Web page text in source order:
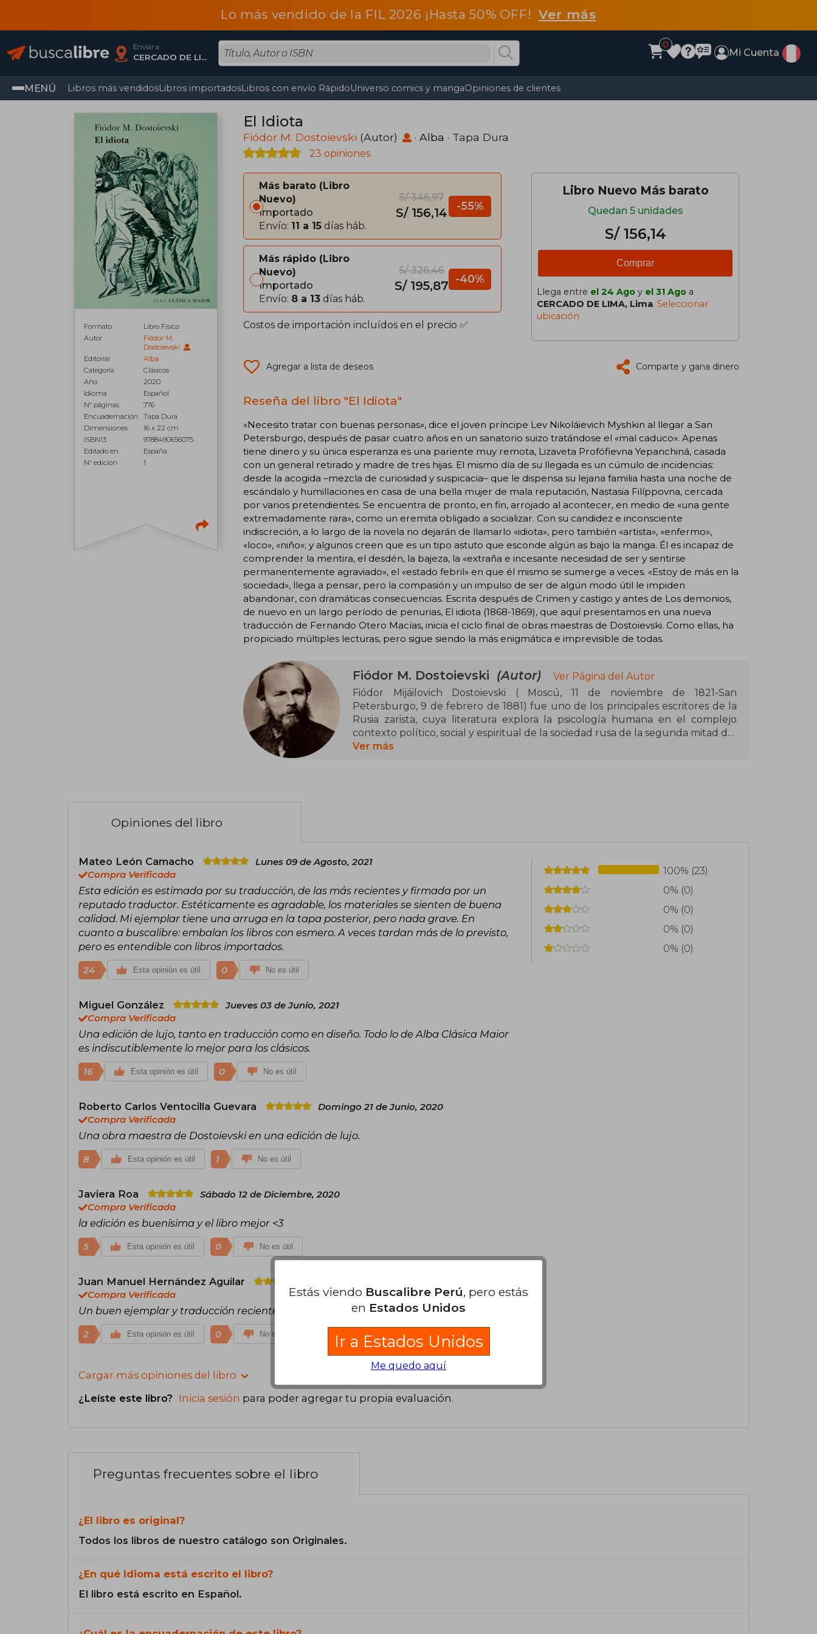
Lo más vendido de la FIL 2026 ¡Hasta 50% OFF! Ver más
Enviar a
CERCADO DE LIMA, Lima
0
Mi Cuenta
MENÚ Libros más vendidosLibros importadosLibros con envío RápidoUniverso comics y mangaOpiniones de clientes
Formato
Libro Físico
Autor
Fiódor M.
Dostoievski
Editorial
Alba
Categoría
Clásicos
Año
2020
Idioma
Español
N° páginas
776
Encuadernación
Tapa Dura
Dimensiones
16 x 22 cm
ISBN13
9788490656075
Editado en
España
N° edición
1
El Idiota
Fiódor M. Dostoievski (Autor) · Alba · Tapa Dura
23 opiniones
Más barato
Libro
Nuevo
Importado
Envío: 11 a 15 días háb.
S/ 346,97
S/ 156,14 -55%
Más rápido
Libro
Nuevo
Importado
Envío: 8 a 13 días háb.
S/ 326,46
S/ 195,87 -40%
Costos de importación incluídos en el precio ✅
Libro Nuevo Más barato
Quedan 5 unidades
S/ 156,14
Comprar
Llega entre el 24 Ago y el 31 Ago a
CERCADO DE LIMA, Lima. Seleccionar
ubicación
Agregar a lista de deseos Comparte y gana dinero
Reseña del libro "El Idiota"
«Necesito tratar con buenas personas», dice el joven príncipe Lev Nikoláievich Myshkin al llegar a San
Petersburgo, después de pasar cuatro años en un sanatorio suizo tratándose el «mal caduco». Apenas
tiene dinero y su única esperanza es una pariente muy remota, Lizaveta Profófievna Yepanchiná, casada
con un general retirado y madre de tres hijas. El mismo día de su llegada es un cúmulo de incidencias:
desde la acogida –mezcla de curiosidad y suspicacia– que le dispensa su lejana familia hasta una noche de
escándalo y humillaciones en casa de una bella mujer de mala reputación, Nastasia Filíppovna, cercada
por varios pretendientes. Se encuentra de pronto, en fin, arrojado al acontecer, en medio de «una gente
extremadamente rara», como un eremita obligado a socializar. Con su candidez e inconsciente
indiscreción, a lo largo de la novela no dejarán de llamarlo «idiota», pero también «artista», «enfermo»,
«loco», «niño»; y algunos creen que es un tipo astuto que esconde algún as bajo la manga. Él es incapaz de
comprender la mentira, el desdén, la bajeza, la «extraña e incesante necesidad de ser y sentirse
permanentemente agraviado», el «estado febril» en que él mismo se sumerge a veces. «Estoy de más en la
sociedad», llega a pensar, pero la compasión y un impulso de ser de algún modo útil le impiden
abandonar, con dramáticas consecuencias. Escrita después de Crimen y castigo y antes de Los demonios,
de nuevo en un largo período de penurias, El idiota (1868-1869), que aquí presentamos en una nueva
traducción de Fernando Otero Macías, inicia el ciclo final de obras maestras de Dostoievski. Como ellas, ha
propiciado múltiples lecturas, pero sigue siendo la más enigmática e imprevisible de todas.
Fiódor M. Dostoievski (Autor)
Ver Página del Autor
Fiódor Mijáilovich Dostoievski ( Moscú, 11 de noviembre de 1821-San
Petersburgo, 9 de febrero de 1881) fue uno de los principales escritores de la
Rusia zarista, cuya literatura explora la psicología humana en el complejo
contexto político, social y espiritual de la sociedad rusa de la segunda mitad del
siglo xix.
Ver más
Opiniones del libro
Mateo León Camacho
Lunes 09 de Agosto, 2021
Compra Verificada
Esta edición es estimada por su traducción, de las más recientes y firmada por un
reputado traductor. Estéticamente es agradable, los materiales se sienten de buena
calidad. Mi ejemplar tiene una arruga en la tapa posterior, pero nada grave. En
cuanto a buscalibre: embalan los libros con esmero. A veces tardan más de lo previsto,
pero es entendible con libros importados.
24 Esta opinión es útil 0 No es útil
Miguel González
Jueves 03 de Junio, 2021
Compra Verificada
Una edición de lujo, tanto en traducción como en diseño. Todo lo de Alba Clásica Maior
es indiscutiblemente lo mejor para los clásicos.
16 Esta opinión es útil 0 No es útil
Roberto Carlos Ventocilla Guevara
Domingo 21 de Junio, 2020
Compra Verificada
Una obra maestra de Dostoievski en una edición de lujo.
8 Esta opinión es útil 1 No es útil
Javiera Roa
Sábado 12 de Diciembre, 2020
Compra Verificada
la edición es buenísima y el libro mejor <3
5 Esta opinión es útil 0 No es útil
Juan Manuel Hernández Aguilar
Compra Verificada
Un buen ejemplar y traducción reciente del clásico.
2 Esta opinión es útil 0 No es útil
Cargar más opiniones del libro
¿Leíste este libro? Inicia sesión para poder agregar tu propia evaluación.
100% (23)
0% (0)
0% (0)
0% (0)
0% (0)
Preguntas frecuentes sobre el libro
¿El libro es original?
Todos los libros de nuestro catálogo son Originales.
¿En qué Idioma está escrito el libro?
El libro está escrito en Español.
Estás viendo Buscalibre Perú, pero estás
en Estados Unidos
Ir a Estados Unidos
Me quedo aquí